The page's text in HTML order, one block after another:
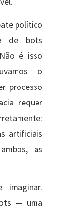
político
de bots
é isso
o
processo
requer
artificiais
as
imaginar.
— uma